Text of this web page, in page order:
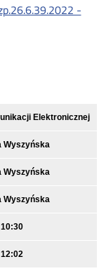
-
Elektronicznej
Wyszyńska
Wyszyńska
Wyszyńska